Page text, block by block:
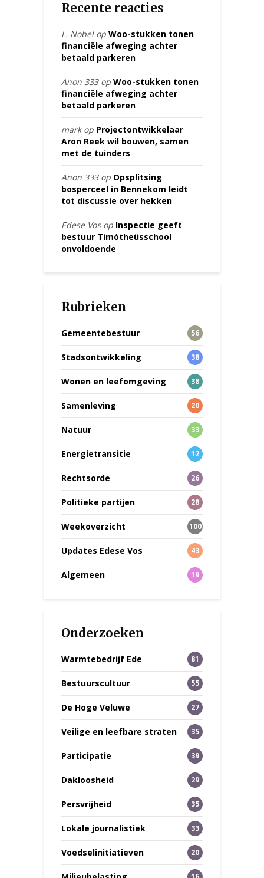
Recente reacties
L. Nobelop Woo-stukken tonen
financiële afweging achter
betaald parkeren
Anon 333op Woo-stukken tonen
financiële afweging achter
betaald parkeren
markop Projectontwikkelaar
Aron Reek wil bouwen, samen
met de tuinders
Anon 333op Opsplitsing
bosperceel in Bennekom leidt
tot discussie over hekken
Edese Vosop Inspectie geeft
bestuur Timótheüsschool
onvoldoende
Rubrieken
Gemeentebestuur 56
Stadsontwikkeling 38
Wonen en leefomgeving 38
Samenleving 20
Natuur 33
Energietransitie 12
Rechtsorde 26
Politieke partijen 28
Weekoverzicht 100
Updates Edese Vos 43
Algemeen 19
Onderzoeken
Warmtebedrijf Ede 81
Bestuurscultuur 55
De Hoge Veluwe 27
Veilige en leefbare straten 35
Participatie 39
Dakloosheid 29
Persvrijheid 35
Lokale journalistiek 33
Voedselinitiatieven 20